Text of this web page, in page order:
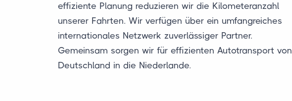
effiziente Planung reduzieren wir die Kilometeranzahl
unserer Fahrten. Wir verfügen über ein umfangreiches
internationales Netzwerk zuverlässiger Partner.
Gemeinsam sorgen wir für effizienten Autotransport von
Deutschland in die Niederlande.